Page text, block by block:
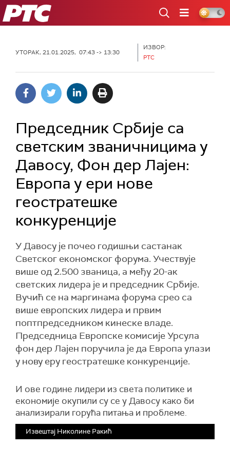
РТС
УТОРАК, 21.01.2025, 07:43 -> 13:30
ИЗВОР:
РТС
Председник Србије са
светским званичницима у
Давосу, Фон дер Лајен:
Европа у ери нове
геостратешке
конкуренције
У Давосу је почео годишњи састанак
Светског економског форума. Учествује
више од 2.500 званица, а међу 20-ак
светских лидера је и председник Србије.
Вучић се на маргинама форума срео са
више европских лидера и првим
поптпредседником кинеске владе.
Председница Европске комисије Урсула
фон дер Лајен поручила је да Европа улази
у нову еру геостратешке конкуренције.
И ове године лидери из света политике и
економије окупили су се у Давосу како би
анализирали горућа питања и проблеме.
Извештај Николине Ракић